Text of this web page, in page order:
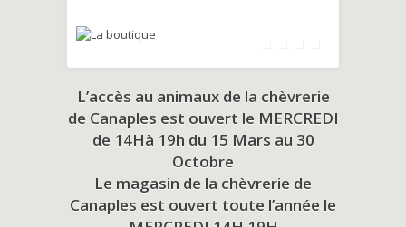
L’accès au animaux de la chèvrerie
de Canaples est ouvert le MERCREDI
de 14Hà 19h du 15 Mars au 30
Octobre
Le magasin de la chèvrerie de
Canaples est ouvert toute l’année le